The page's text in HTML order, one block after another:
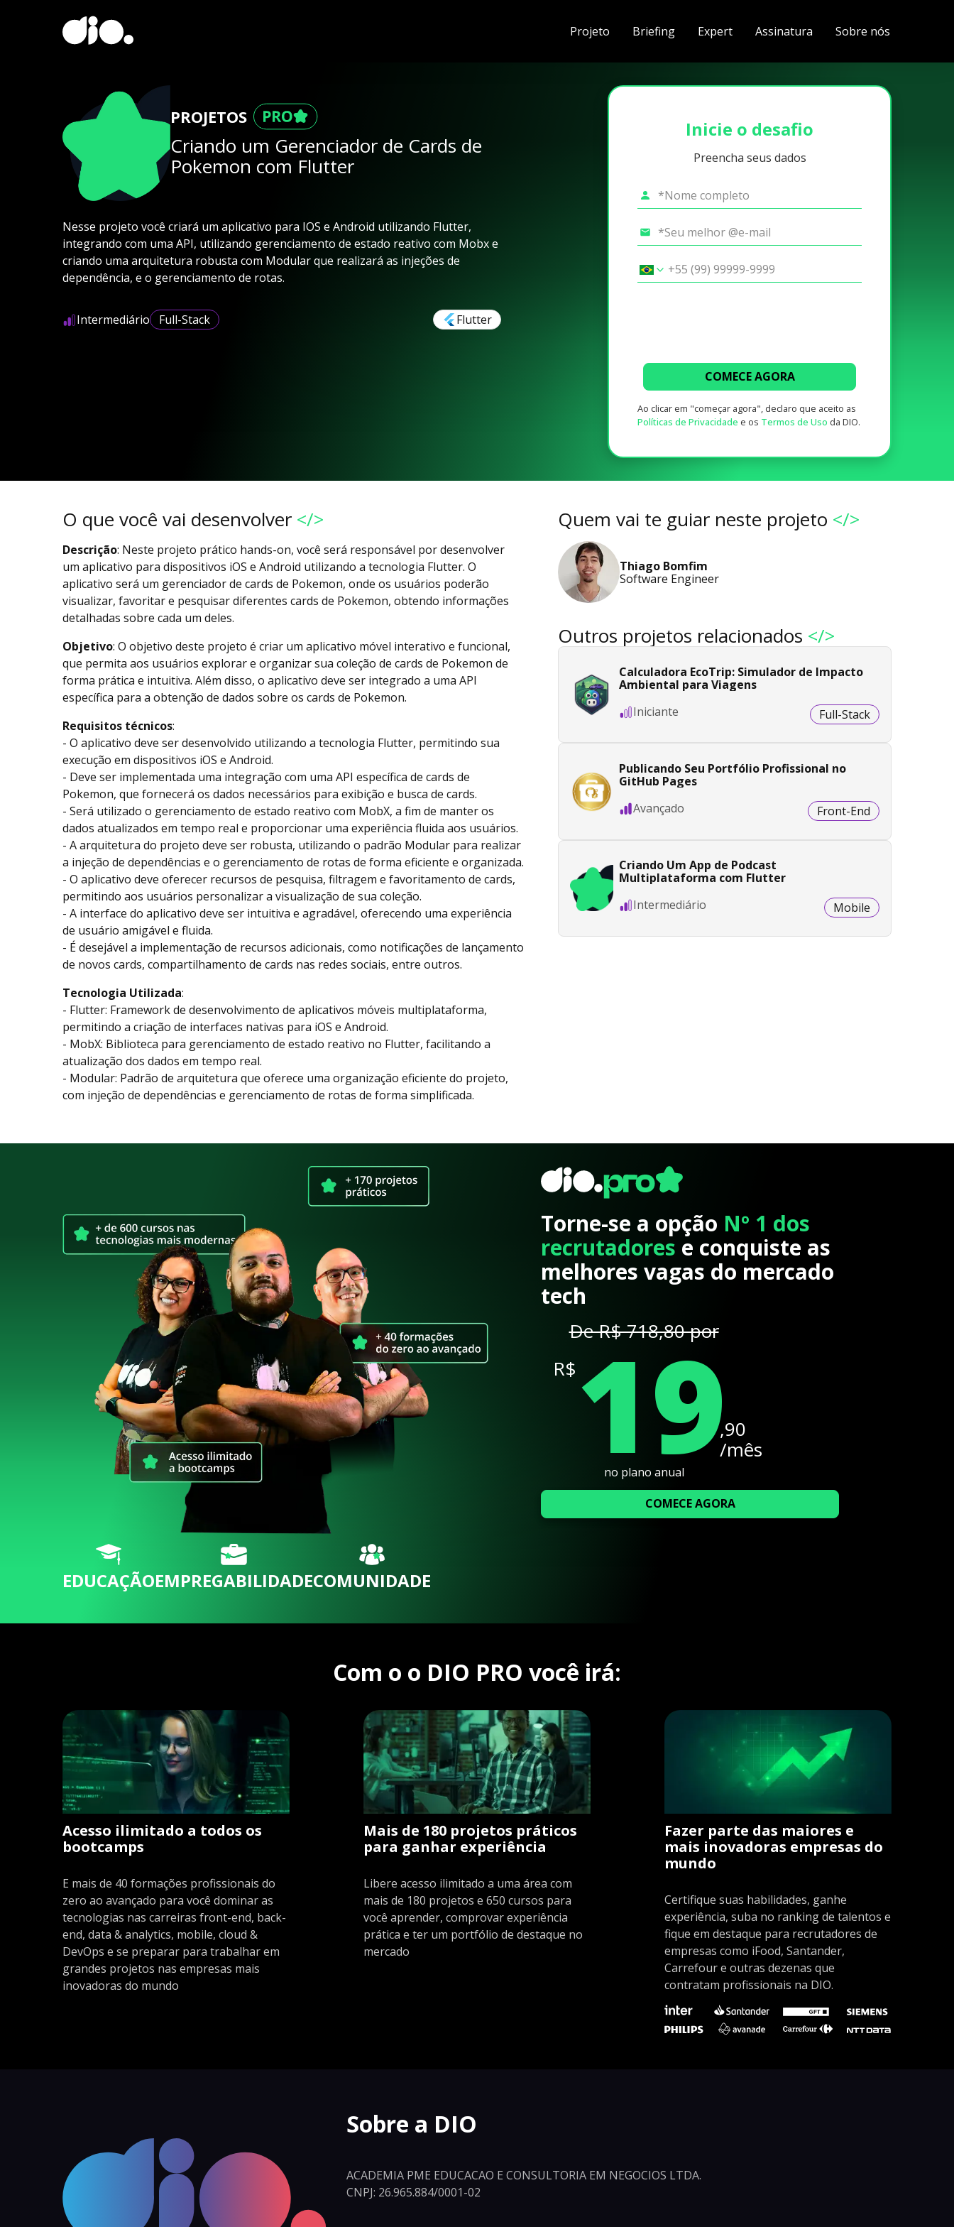
Projeto Briefing Expert Assinatura Sobre nós
PROJETOS
Criando um Gerenciador de Cards de
Pokemon com Flutter
Nesse projeto você criará um aplicativo para IOS e Android utilizando Flutter,
integrando com uma API, utilizando gerenciamento de estado reativo com Mobx e
criando uma arquitetura robusta com Modular que realizará as injeções de
dependência, e o gerenciamento de rotas.
Intermediário Full-Stack Flutter
Inicie o desafio
Preencha seus dados
COMECE AGORA
Ao clicar em "começar agora", declaro que aceito as
Políticas de Privacidade e os Termos de Uso da DIO.
O que você vai desenvolver </>
Descrição: Neste projeto prático hands-on, você será responsável por desenvolver
um aplicativo para dispositivos iOS e Android utilizando a tecnologia Flutter. O
aplicativo será um gerenciador de cards de Pokemon, onde os usuários poderão
visualizar, favoritar e pesquisar diferentes cards de Pokemon, obtendo informações
detalhadas sobre cada um deles.
Objetivo: O objetivo deste projeto é criar um aplicativo móvel interativo e funcional,
que permita aos usuários explorar e organizar sua coleção de cards de Pokemon de
forma prática e intuitiva. Além disso, o aplicativo deve ser integrado a uma API
específica para a obtenção de dados sobre os cards de Pokemon.
Requisitos técnicos:
- O aplicativo deve ser desenvolvido utilizando a tecnologia Flutter, permitindo sua
execução em dispositivos iOS e Android.
- Deve ser implementada uma integração com uma API específica de cards de
Pokemon, que fornecerá os dados necessários para exibição e busca de cards.
- Será utilizado o gerenciamento de estado reativo com MobX, a fim de manter os
dados atualizados em tempo real e proporcionar uma experiência fluida aos usuários.
- A arquitetura do projeto deve ser robusta, utilizando o padrão Modular para realizar
a injeção de dependências e o gerenciamento de rotas de forma eficiente e organizada.
- O aplicativo deve oferecer recursos de pesquisa, filtragem e favoritamento de cards,
permitindo aos usuários personalizar a visualização de sua coleção.
- A interface do aplicativo deve ser intuitiva e agradável, oferecendo uma experiência
de usuário amigável e fluida.
- É desejável a implementação de recursos adicionais, como notificações de lançamento
de novos cards, compartilhamento de cards nas redes sociais, entre outros.
Tecnologia Utilizada:
- Flutter: Framework de desenvolvimento de aplicativos móveis multiplataforma,
permitindo a criação de interfaces nativas para iOS e Android.
- MobX: Biblioteca para gerenciamento de estado reativo no Flutter, facilitando a
atualização dos dados em tempo real.
- Modular: Padrão de arquitetura que oferece uma organização eficiente do projeto,
com injeção de dependências e gerenciamento de rotas de forma simplificada.
Quem vai te guiar neste projeto </>
Thiago Bomfim
Software Engineer
Outros projetos relacionados </>
Calculadora EcoTrip: Simulador de Impacto
Ambiental para Viagens
Iniciante
Full-Stack
Publicando Seu Portfólio Profissional no
GitHub Pages
Avançado
Front-End
Criando Um App de Podcast
Multiplataforma com Flutter
Intermediário
Mobile
EDUCAÇÃOEMPREGABILIDADECOMUNIDADE
Torne-se a opção Nº 1 dos
recrutadores e conquiste as
melhores vagas do mercado
tech
De R$ 718,80 por
R$ 19,90
/mês
no plano anual
COMECE AGORA
Com o o DIO PRO você irá:
Acesso ilimitado a todos os
bootcamps
E mais de 40 formações profissionais do
zero ao avançado para você dominar as
tecnologias nas carreiras front-end, back-
end, data & analytics, mobile, cloud &
DevOps e se preparar para trabalhar em
grandes projetos nas empresas mais
inovadoras do mundo
Mais de 180 projetos práticos
para ganhar experiência
Libere acesso ilimitado a uma área com
mais de 180 projetos e 650 cursos para
você aprender, comprovar experiência
prática e ter um portfólio de destaque no
mercado
Fazer parte das maiores e
mais inovadoras empresas do
mundo
Certifique suas habilidades, ganhe
experiência, suba no ranking de talentos e
fique em destaque para recrutadores de
empresas como iFood, Santander,
Carrefour e outras dezenas que
contratam profissionais na DIO.
Sobre a DIO
ACADEMIA PME EDUCACAO E CONSULTORIA EM NEGOCIOS LTDA.
CNPJ: 26.965.884/0001-02